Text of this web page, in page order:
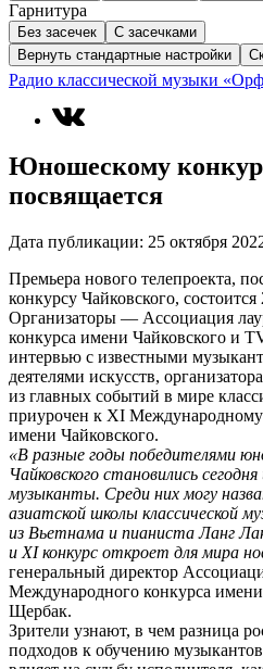
Гарнитура
Без засечек
С засечками
Вернуть стандартные настройки
Радио классической музыки
Юношескому
посвящается
Дата публикации: 25 октября
Премьера нового телепроекта,
конкурсу Чайковского, состоится
Организаторы — Ассоциация
конкурса имени Чайковского и
интервью с известными
деятелями искусств,
из главных событий в мире
приурочен к XI
имени Чайковского.
«В разные годы победителями
Чайковского становились
музыканты. Среди них могу
азиатской школы классической
из Вьетнама и пианиста Ланг
и XI конкурс откроет для мира
генеральный директор
Международного конкурса
Щербак.
Зрители узнают, в чем разница
подходов к обучению